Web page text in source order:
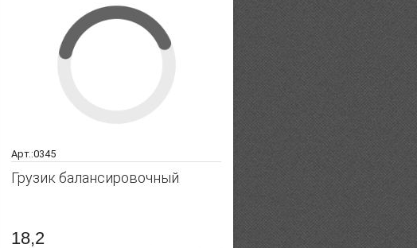
Арт.:0345
Грузик балансировочный
18,2